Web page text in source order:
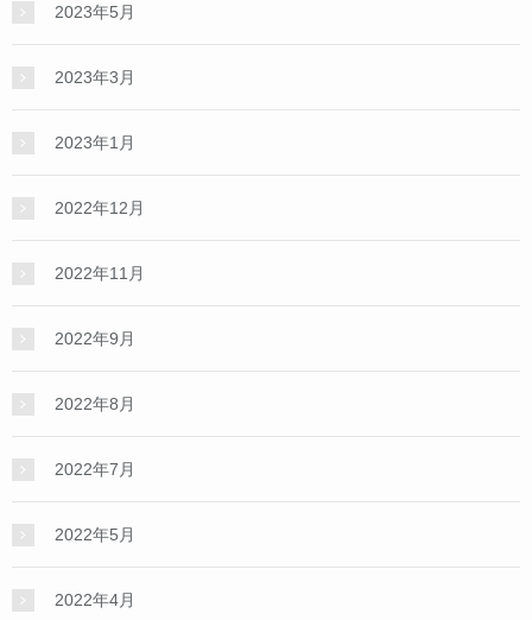
2023年5月
2023年3月
2023年1月
2022年12月
2022年11月
2022年9月
2022年8月
2022年7月
2022年5月
2022年4月